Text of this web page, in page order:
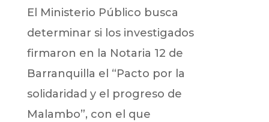
El Ministerio Público busca
determinar si los investigados
firmaron en la Notaria 12 de
Barranquilla el “Pacto por la
solidaridad y el progreso de
Malambo”, con el que